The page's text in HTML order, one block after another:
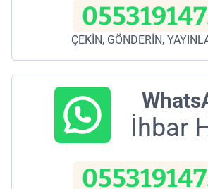
ÇEKİN, GÖNDERİN,
İhbar